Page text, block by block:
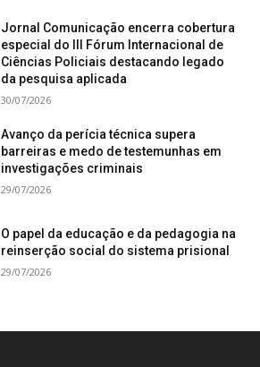
Jornal Comunicação encerra cobertura
especial do III Fórum Internacional de
Ciências Policiais destacando legado
da pesquisa aplicada
30/07/2026
Avanço da perícia técnica supera
barreiras e medo de testemunhas em
investigações criminais
29/07/2026
O papel da educação e da pedagogia na
reinserção social do sistema prisional
29/07/2026